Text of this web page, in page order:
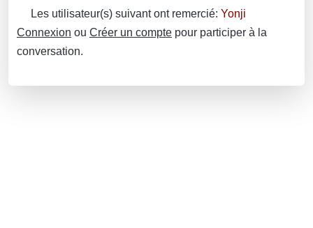
Les utilisateur(s) suivant ont remercié: Yonji
Connexion ou Créer un compte pour participer à la
conversation.